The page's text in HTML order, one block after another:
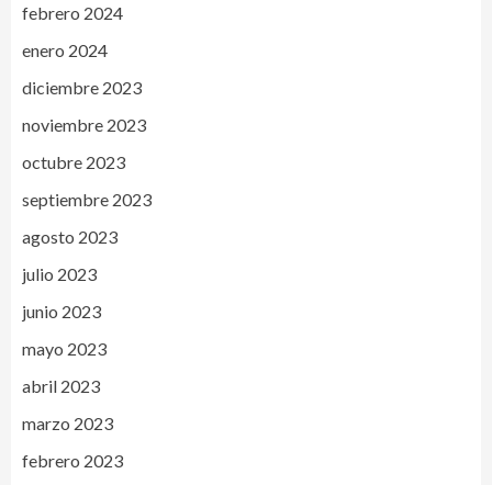
febrero 2024
enero 2024
diciembre 2023
noviembre 2023
octubre 2023
septiembre 2023
agosto 2023
julio 2023
junio 2023
mayo 2023
abril 2023
marzo 2023
febrero 2023